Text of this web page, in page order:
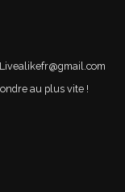
au plus vite !